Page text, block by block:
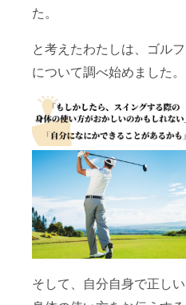
た。
と考えたわたしは、ゴルフ
について調べ始めました。
そして、自分自身で正しい